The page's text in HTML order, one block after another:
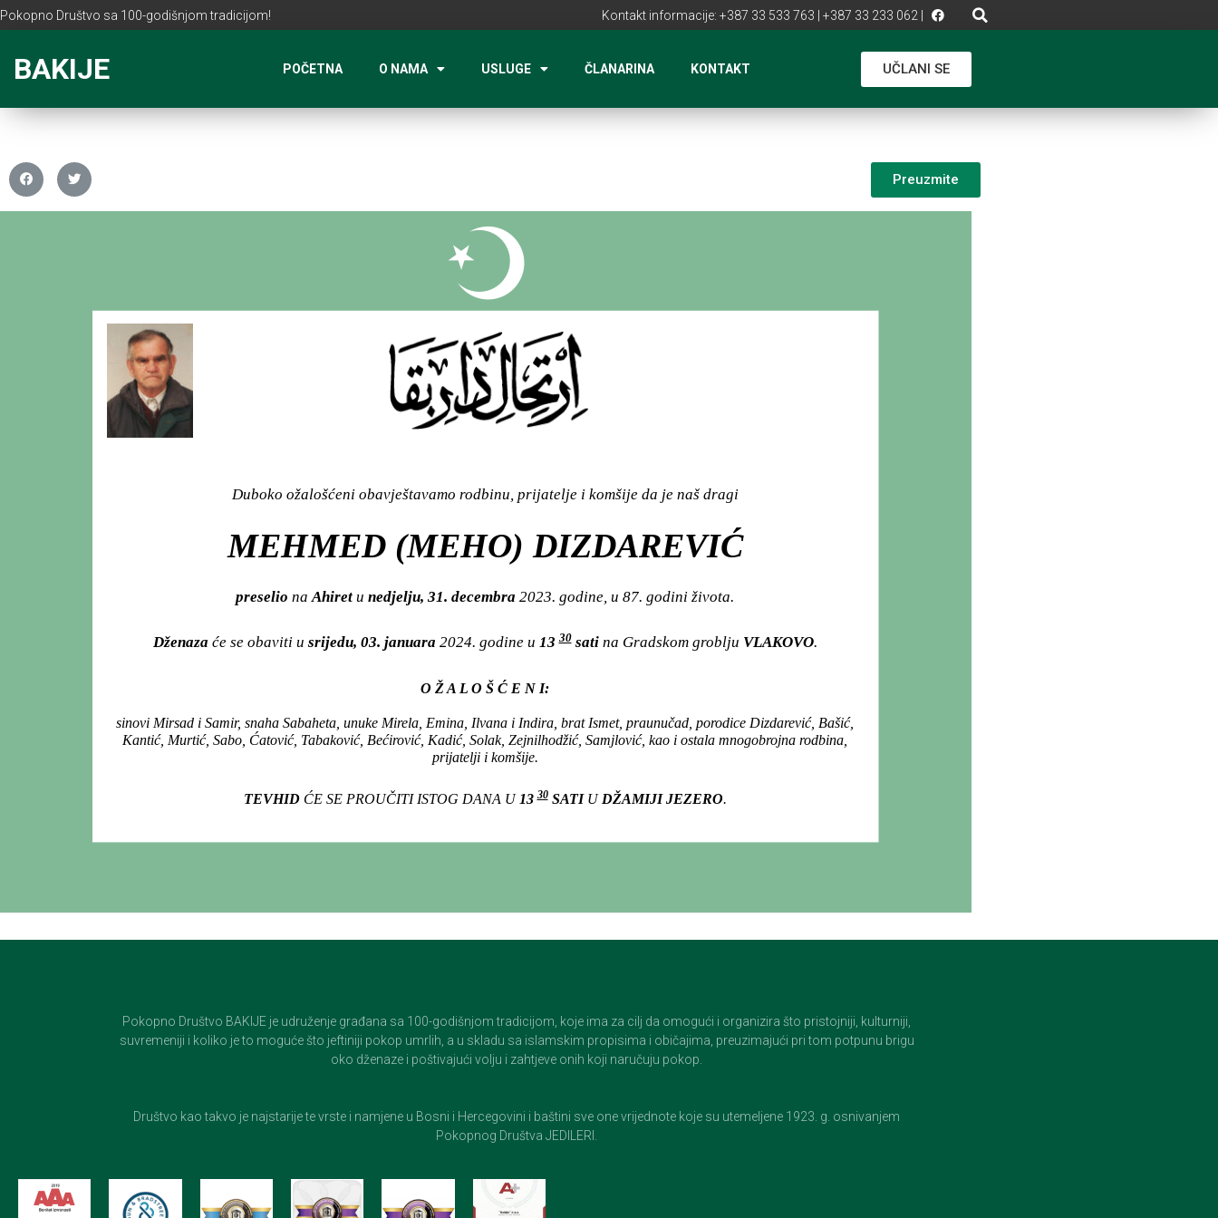
Pokopno Društvo sa 100-godišnjom tradicijom! Kontakt informacije: +387 33 533 763 | +387 33 233 062 |
BAKIJE POČETNA O NAMA USLUGE ČLANARINA KONTAKT UČLANI SE
Preuzmite
Duboko ožalošćeni obavještavamo rodbinu, prijatelje i komšije da je naš dragi
MEHMED (MEHO) DIZDAREVIĆ
preselio naAhiret u nedjelju, 31. decembra 2023. godine, u 87. godini života.
Dženaza će se obaviti u srijedu, 03. januara 2024. godine u 1330satina Gradskom groblju VLAKOVO.
O Ž A L O Š Ć E N I:
sinovi Mirsad i Samir, snaha Sabaheta, unuke Mirela, Emina, Ilvana i Indira, brat Ismet, praunučad, porodice Dizdarević, Bašić,
Kantić, Murtić, Sabo, Ćatović, Tabaković, Bećirović, Kadić, Solak, Zejnilhodžić, Samjlović, kao i ostala mnogobrojna rodbina,
prijatelji i komšije.
TEVHIDĆE SE PROUČITI ISTOG DANA U 1330SATIU DŽAMIJI JEZERO.
Pokopno Društvo BAKIJE je udruženje građana sa 100-godišnjom tradicijom, koje ima za cilj da omogući i organizira što pristojniji, kulturniji,
suvremeniji i koliko je to moguće što jeftiniji pokop umrlih, a u skladu sa islamskim propisima i običajima, preuzimajući pri tom potpunu brigu
oko dženaze i poštivajući volju i zahtjeve onih koji naručuju pokop.
Društvo kao takvo je najstarije te vrste i namjene u Bosni i Hercegovini i baštini sve one vrijednote koje su utemeljene 1923. g. osnivanjem
Pokopnog Društva JEDILERI.